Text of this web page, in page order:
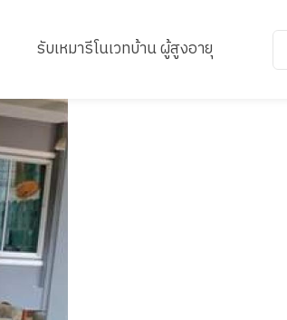
รับเหมารีโนเวทบ้าน ผู้สูงอายุ